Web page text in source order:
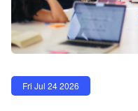
Fri Jul 24 2026